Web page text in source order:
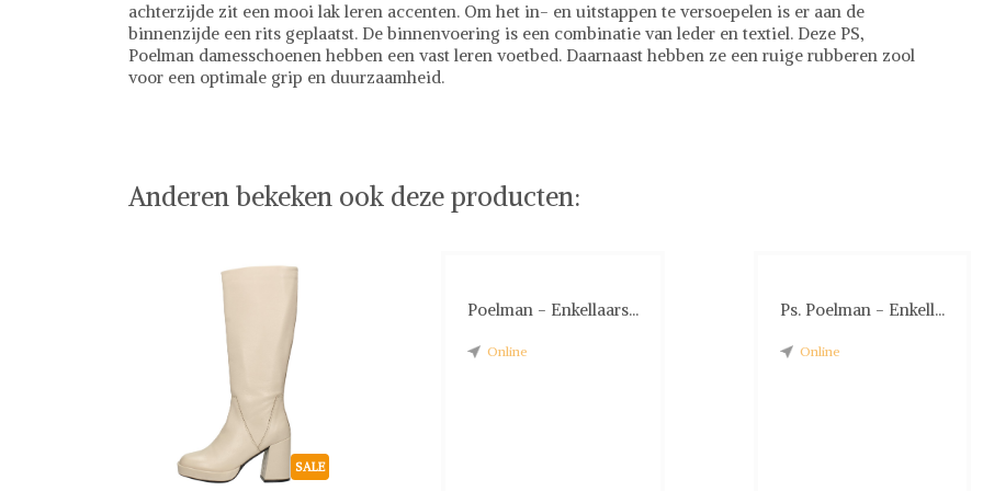
achterzijde zit een mooi lak leren accenten. Om het in- en uitstappen te versoepelen is er aan de
binnenzijde een rits geplaatst. De binnenvoering is een combinatie van leder en textiel. Deze PS,
Poelman damesschoenen hebben een vast leren voetbed. Daarnaast hebben ze een ruige rubberen zool
voor een optimale grip en duurzaamheid.
Anderen bekeken ook deze producten:
SALE
Poelman - Enkellaars...
Online
Ps. Poelman - Enkell...
Online